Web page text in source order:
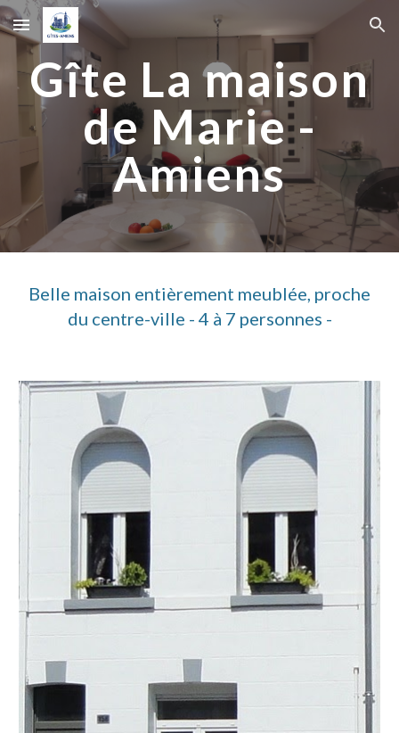
Skip to main content Skip to navigation
Gîte La maison
de Marie -
Amiens
Belle maison entièrement meublée, proche
du centre-ville - 4 à 7 personnes -